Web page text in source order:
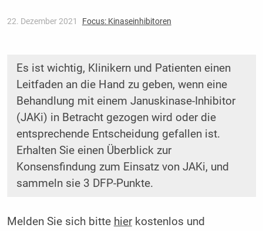
22. Dezember 2021 Focus: Kinaseinhibitoren
Es ist wichtig, Klinikern und Patienten einen
Leitfaden an die Hand zu geben, wenn eine
Behandlung mit einem Januskinase-Inhibitor
(JAKi) in Betracht gezogen wird oder die
entsprechende Entscheidung gefallen ist.
Erhalten Sie einen Überblick zur
Konsensfindung zum Einsatz von JAKi, und
sammeln sie 3 DFP-Punkte.
Melden Sie sich bitte hierkostenlos und